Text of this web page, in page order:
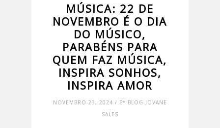
MÚSICA: 22 DE
NOVEMBRO É O DIA
DO MÚSICO,
PARABÉNS PARA
QUEM FAZ MÚSICA,
INSPIRA SONHOS,
INSPIRA AMOR
NOVEMBRO 23, 2024 / BY BLOG JOVANE
SALES